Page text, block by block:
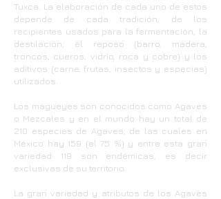
Tuxca. La elaboración de cada uno de estos
depende de cada tradición, de los
recipientes usados para la fermentación, la
destilación, el reposo (barro, madera,
troncos, cueros, vidrio, roca y cobre) y los
aditivos (carne, frutas, insectos y especias)
utilizados.
Los magueyes son conocidos como Agaves
o Mezcales y en el mundo hay un total de
210 especies de Agaves, de las cuales en
México hay 159 (el 75 %) y entre esta gran
variedad 119 son endémicas, es decir
exclusivas de su territorio.
La gran variedad y atributos de los Agaves